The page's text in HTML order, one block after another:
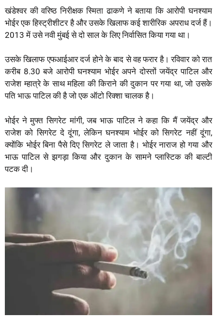
खंडेश्वर की वरिष्ठ निरीक्षक स्मिता ढाकणे ने बताया कि आरोपी घनश्याम
भोईर एक हिस्ट्रीशीटर है और उसके खिलाफ कई शारीरिक अपराध दर्ज हैं।
2013 में उसे नवी मुंबई से दो साल के लिए निर्वासित किया गया था।
उसके खिलाफ एफआईआर दर्ज होने के बाद से वह फरार है। रविवार को रात
करीब 8.30 बजे आरोपी घनश्याम भोईर अपने दोस्तों जयेंद्र पाटिल और
राजेश म्हात्रे के साथ महिला की किराने की दुकान पर गया था, जो उसके
पति भाऊ पाटिल की है जो एक ऑटो रिक्शा चालक है।
भोईर ने मुफ्त सिगरेट मांगी, जब भाऊ पाटिल ने कहा कि मैं जयेंद्र और
राजेश को सिगरेट दे दूंगा, लेकिन घनश्याम भोईर को सिगरेट नहीं दूंगा,
क्योंकि भोईर बिना पैसे दिए सिगरेट ले जाता है। भोईर नाराज हो गया और
भाऊ पाटिल से झगड़ा किया और दुकान के सामने प्लास्टिक की बाल्टी
पटक दी।